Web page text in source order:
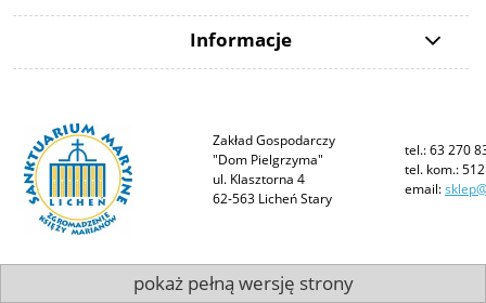
Informacje
Zakład Gospodarczy
"Dom Pielgrzyma"
ul. Klasztorna 4
62-563 Licheń Stary
tel.: 63 270
tel. kom.:
email:
pokaż pełną wersję strony